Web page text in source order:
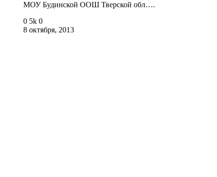
МОУ Будинской ООШ Тверской обл….
0 5k 0
8 октября, 2013